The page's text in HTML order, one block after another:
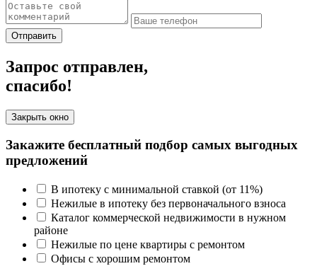
Отправить
Запрос отправлен,
спасибо!
Закрыть окно
Закажите бесплатный подбор самых выгодных
предложений
В ипотеку с минимальной ставкой (от 11%)
Нежилые в ипотеку без первоначального взноса
Каталог коммерческой недвижимости в нужном
районе
Нежилые по цене квартиры с ремонтом
Офисы с хорошим ремонтом